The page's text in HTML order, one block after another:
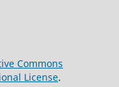
Commons
License.